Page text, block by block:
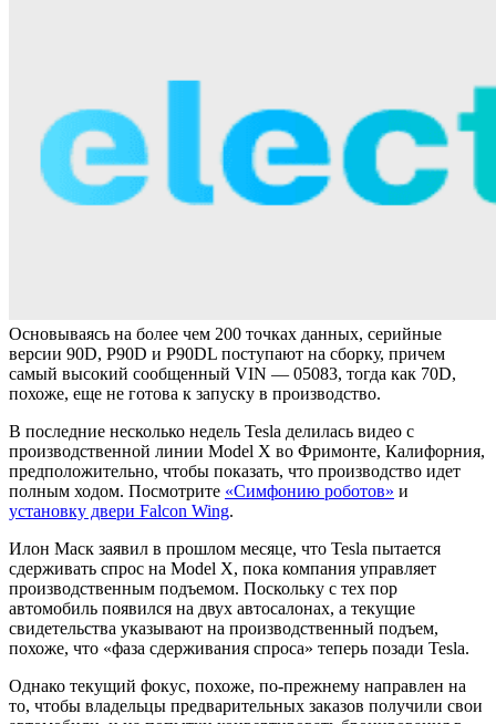
Основываясь на более чем 200 точках данных, серийные
версии 90D, P90D и P90DL поступают на сборку, причем
самый высокий сообщенный VIN — 05083, тогда как 70D,
похоже, еще не готова к запуску в производство.
В последние несколько недель Tesla делилась видео с
производственной линии Model X во Фримонте, Калифорния,
предположительно, чтобы показать, что производство идет
полным ходом. Посмотрите «Симфонию роботов» и
установку двери Falcon Wing.
Илон Маск заявил в прошлом месяце, что Tesla пытается
сдерживать спрос на Model X, пока компания управляет
производственным подъемом. Поскольку с тех пор
автомобиль появился на двух автосалонах, а текущие
свидетельства указывают на производственный подъем,
похоже, что «фаза сдерживания спроса» теперь позади Tesla.
Однако текущий фокус, похоже, по-прежнему направлен на
то, чтобы владельцы предварительных заказов получили свои